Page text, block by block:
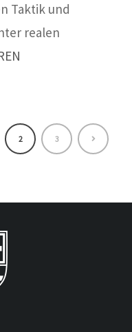
Taktik und
realen
2 3